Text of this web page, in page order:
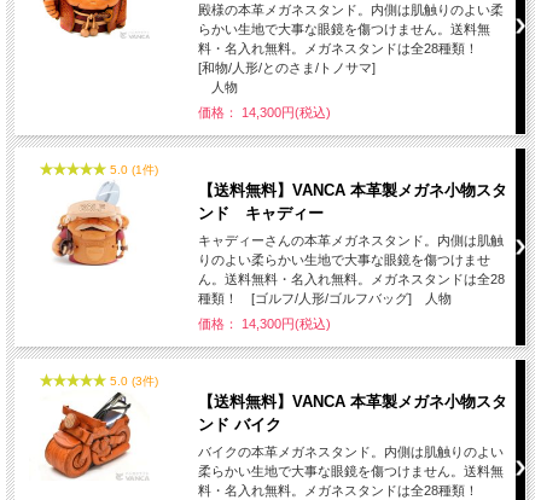
殿様の本革メガネスタンド。内側は肌触りのよい柔
らかい生地で大事な眼鏡を傷つけません。送料無
料・名入れ無料。メガネスタンドは全28種類！
[和物/人形/とのさま/トノサマ]
人物
価格： 14,300円(税込)
5.0 (1件)
【送料無料】VANCA 本革製メガネ小物スタ
ンド キャディー
キャディーさんの本革メガネスタンド。内側は肌触
りのよい柔らかい生地で大事な眼鏡を傷つけませ
ん。送料無料・名入れ無料。メガネスタンドは全28
種類！ [ゴルフ/人形/ゴルフバッグ] 人物
価格： 14,300円(税込)
5.0 (3件)
【送料無料】VANCA 本革製メガネ小物スタ
ンド バイク
バイクの本革メガネスタンド。内側は肌触りのよい
柔らかい生地で大事な眼鏡を傷つけません。送料無
料・名入れ無料。メガネスタンドは全28種類！